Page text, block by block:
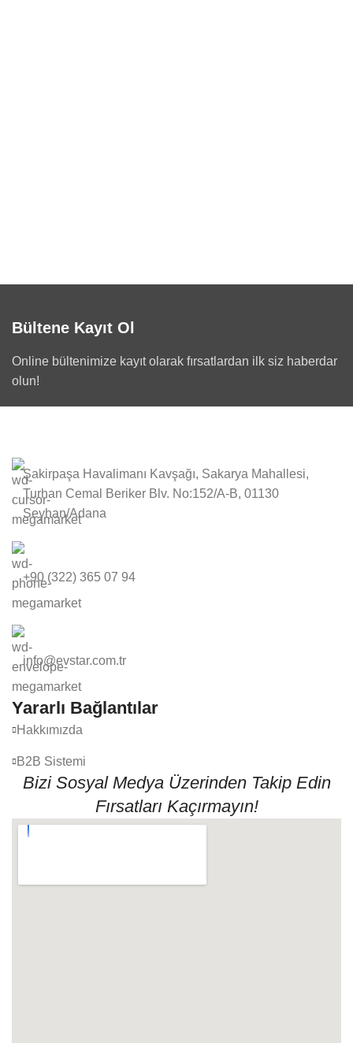
Bültene Kayıt Ol
Online bültenimize kayıt olarak fırsatlardan ilk siz haberdar
olun!
Şakirpaşa Havalimanı Kavşağı, Sakarya Mahallesi,
Turhan Cemal Beriker Blv. No:152/A-B, 01130
Seyhan/Adana
+90 (322) 365 07 94
info@evstar.com.tr
Yararlı Bağlantılar
Hakkımızda
B2B Sistemi
Bizi Sosyal Medya Üzerinden Takip Edin
Fırsatları Kaçırmayın!